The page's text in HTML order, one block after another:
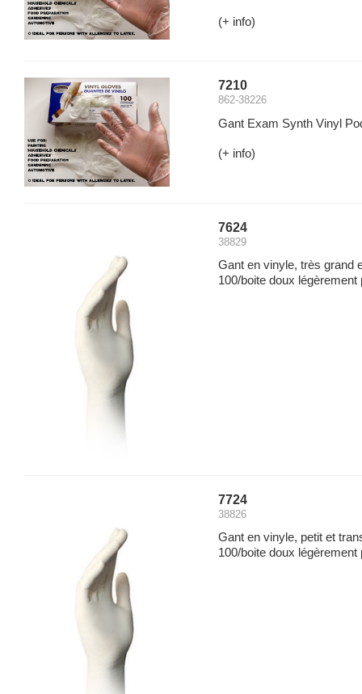
(+ info)
7210
862-38226
Gant Exam Synth Vinyl
(+ info)
7624
38829
Gant en vinyle, très grand
100/boite doux légèrement
7724
38826
Gant en vinyle, petit et
100/boite doux légèrement